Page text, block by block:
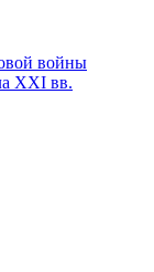
войны
XXI вв.